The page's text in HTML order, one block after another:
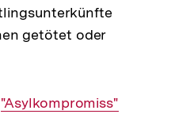
getötet oder
Interner
"Asylkompromiss"